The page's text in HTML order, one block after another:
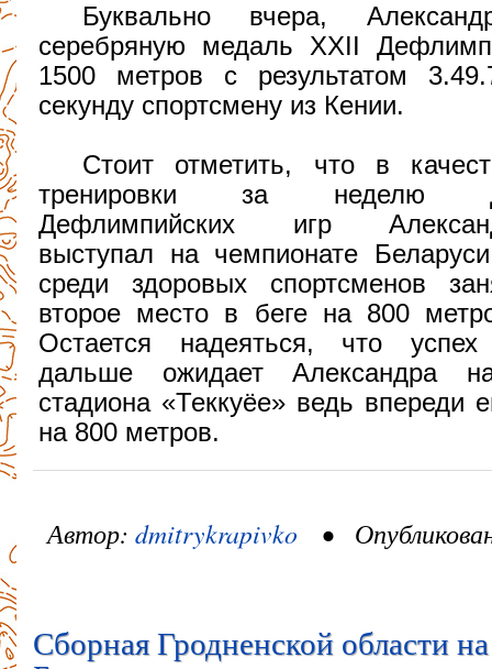
Буквально вчера,
серебряную медаль XXII
1500 метров с результатом
секунду спортсмену из Кении.
Стоит отметить, что в
тренировки за неделю
Дефлимпийских игр
выступал на чемпионате
среди здоровых спортсменов
второе место в беге на 800
Остается надеяться, что
дальше ожидает Александра
стадиона «Теккуёе» ведь впереди
на 800 метров.
Автор: dmitrykrapivko •
Сборная Гродненской области